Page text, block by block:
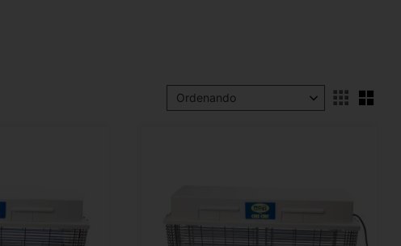
Seleccionar orden de clasificación